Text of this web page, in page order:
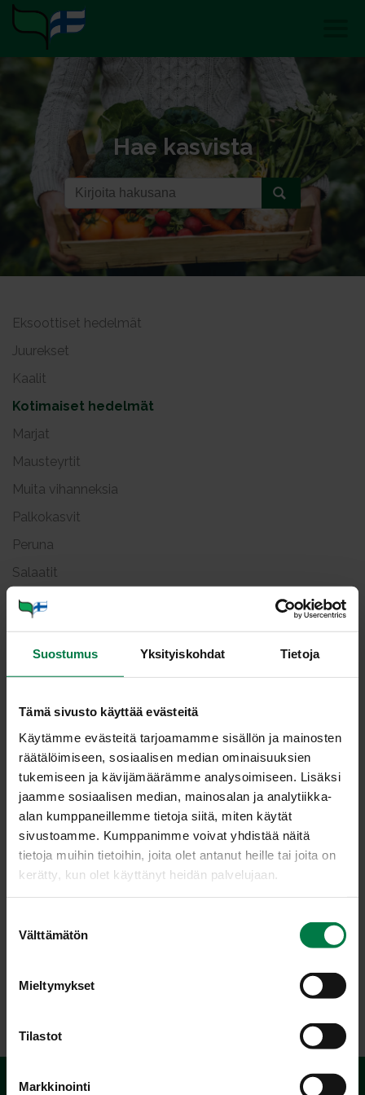
Suostumus Yksityiskohdat Tietoja
Tämä sivusto käyttää evästeitä
Käytämme evästeitä tarjoamamme sisällön ja mainosten
räätälöimiseen, sosiaalisen median ominaisuuksien
tukemiseen ja kävijämäärämme analysoimiseen. Lisäksi
jaamme sosiaalisen median, mainosalan ja analytiikka-
alan kumppaneillemme tietoja siitä, miten käytät
sivustoamme. Kumppanimme voivat yhdistää näitä
tietoja muihin tietoihin, joita olet antanut heille tai joita on
kerätty, kun olet käyttänyt heidän palvelujaan.
u
Välttämätön
Mieltymykset
Tilastot
Markkinointi
Hae kasvista
Eksoottiset hedelmät
Juurekset
Kaalit
Kotimaiset hedelmät
Marjat
Mausteyrtit
Muita vihanneksia
Palkokasvit
Peruna
Salaatit
Sipulit
Viljellyt sienet
Ma­ke
MA­KE
syy­so­me­na
puolivälin jälkeen ja säilyy
marraskuulle saakka. Suuria,
peiteväri herkullisen punaviiruinen.